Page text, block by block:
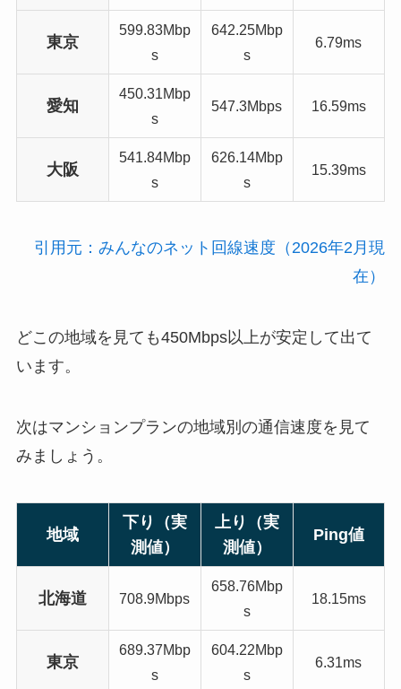
東京
599.83Mbp
s
642.25Mbp
s
6.79ms
愛知
450.31Mbp
s
547.3Mbps 16.59ms
大阪
541.84Mbp
s
626.14Mbp
s
15.39ms
引用元：みんなのネット回線速度（2026年2月現
在）
どこの地域を見ても450Mbps以上が安定して出て
います。
次はマンションプランの地域別の通信速度を見て
みましょう。
地域
下り（実
測値）
上り（実
測値）
Ping値
北海道 708.9Mbps
658.76Mbp
s
18.15ms
東京
689.37Mbp
s
604.22Mbp
s
6.31ms